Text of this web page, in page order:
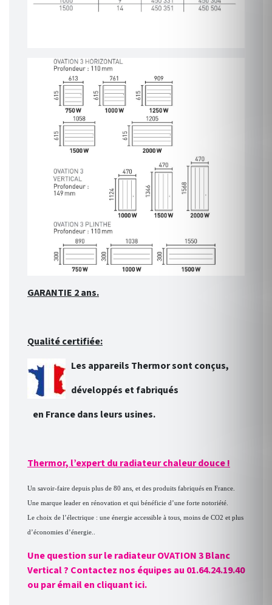
GARANTIE 2 ans.
Qualité certifiée:
Les appareils Thermor sont conçus,
développés et fabriqués
en France dans leurs usines.
Thermor, l’expert du radiateur chaleur douce !
Un savoir-faire depuis plus de 80 ans, et des produits fabriqués en France.
Une marque leader en rénovation et qui bénéficie d’une forte notoriété.
Le choix de l’électrique : une énergie accessible à tous, moins de CO2 et plus
d’économies d’énergie..
Une question sur le radiateur OVATION 3 Blanc
Vertical ? Contactez nos équipes au 01.64.24.19.40
ou par émail en cliquant ici.